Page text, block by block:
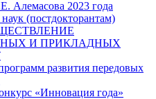
Алемасова 2023 года
(постдокторантам)
И ПРИКЛАДНЫХ
развития передовых
«Инновация года»